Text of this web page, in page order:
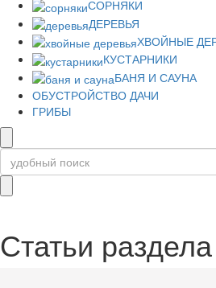
СОРНЯКИ
ДЕРЕВЬЯ
ХВОЙНЫЕ
КУСТАРНИКИ
БАНЯ И САУНА
ОБУСТРОЙСТВО ДАЧИ
ГРИБЫ
Статьи раздела